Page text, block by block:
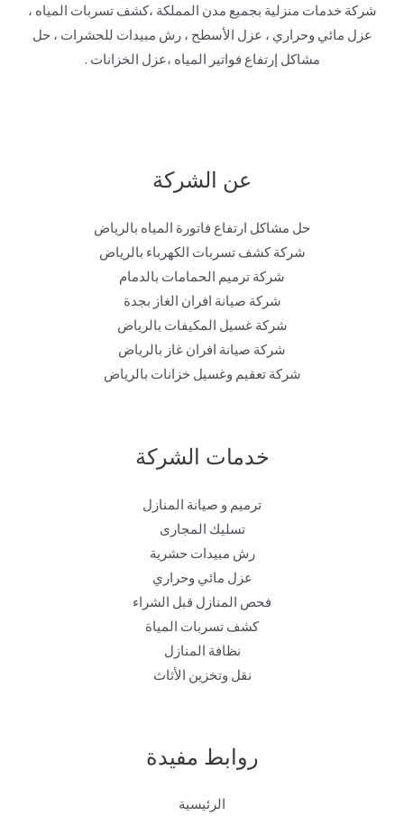
شركة خدمات منزلية بجميع مدن المملكة ،كشف تسربات المياه ،
عزل مائي وحراري ، عزل الأسطح ، رش مبيدات للحشرات ، حل
مشاكل إرتفاع فواتير المياه ،عزل الخزانات .
عن الشركة
حل مشاكل ارتفاع فاتورة المياه بالرياض
شركة كشف تسربات الكهرباء بالرياض
شركة ترميم الحمامات بالدمام
شركة صيانة افران الغاز بجدة
شركة غسيل المكيفات بالرياض
شركة صيانة افران غاز بالرياض
شركة تعقيم وغسيل خزانات بالرياض
خدمات الشركة
ترميم و صيانة المنازل
تسليك المجارى
رش مبيدات حشرية
عزل مائي وحراري
فحص المنازل قبل الشراء
كشف تسربات المياة
نظافة المنازل
نقل وتخزين الأثاث
روابط مفيدة
الرئيسية